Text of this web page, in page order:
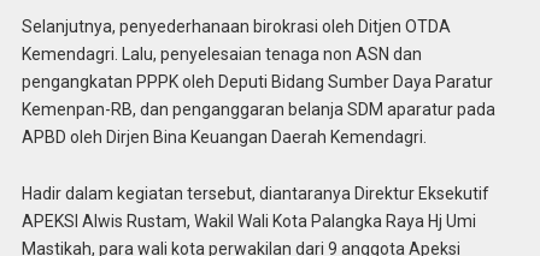
Selanjutnya, penyederhanaan birokrasi oleh Ditjen OTDA
Kemendagri. Lalu, penyelesaian tenaga non ASN dan
pengangkatan PPPK oleh Deputi Bidang Sumber Daya Paratur
Kemenpan-RB, dan penganggaran belanja SDM aparatur pada
APBD oleh Dirjen Bina Keuangan Daerah Kemendagri.
Hadir dalam kegiatan tersebut, diantaranya Direktur Eksekutif
APEKSI Alwis Rustam, Wakil Wali Kota Palangka Raya Hj Umi
Mastikah, para wali kota perwakilan dari 9 anggota Apeksi